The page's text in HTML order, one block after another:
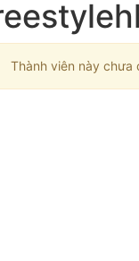
Thành viên này chưa